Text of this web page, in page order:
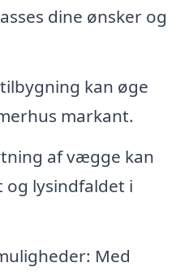
dine ønsker og
kan øge
markant.
af vægge kan
lysindfaldet i
Med